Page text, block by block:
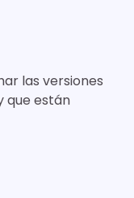
las versiones
que están